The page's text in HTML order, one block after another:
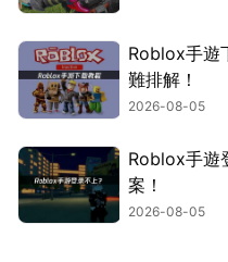
Roblox手遊
難排解！
2026-08-05
Roblox手遊
案！
2026-08-05